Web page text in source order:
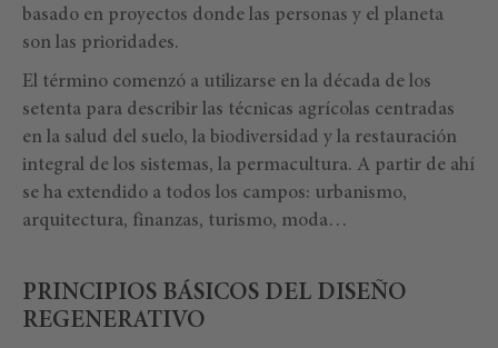
basado en proyectos donde las personas y el planeta
son las prioridades.
El término comenzó a utilizarse en la década de los
setenta para describir las técnicas agrícolas centradas
en la salud del suelo, la biodiversidad y la restauración
integral de los sistemas, la permacultura. A partir de ahí
se ha extendido a todos los campos: urbanismo,
arquitectura, finanzas, turismo, moda…
PRINCIPIOS BÁSICOS DEL DISEÑO
REGENERATIVO